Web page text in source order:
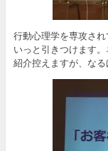
行動心理学を専攻さ
いっと引きつけます
紹介控えますが、なる